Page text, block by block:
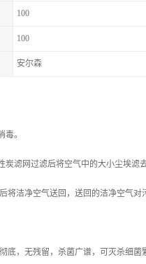
100
100
安尔森
。
滤网过滤后将空气中的大小尘埃滤
将洁净空气送回，送回的洁净空气对
底，无残留，杀菌广谱，可灭杀细菌